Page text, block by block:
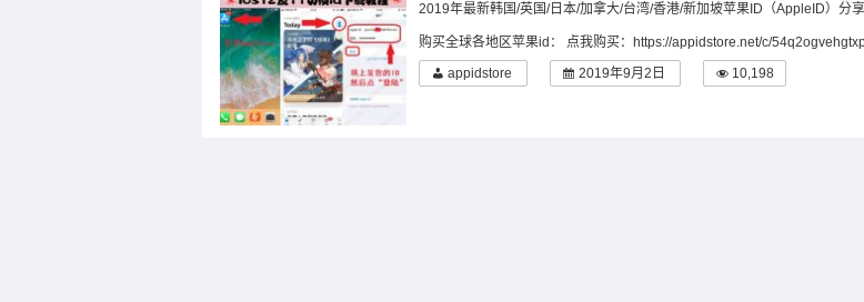
2019年最新韩国/英国/日本/加拿大/台湾/香港/新加坡苹果ID（AppleID）分
购买全球各地区苹果id： 点我购买：https://appidstore.net/c/
appidstore
2019年9月2日 10,198